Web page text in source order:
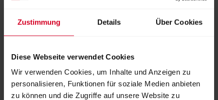
Zustimmung Details Über Cookies
Diese Webseite verwendet Cookies
Wir verwenden Cookies, um Inhalte und Anzeigen zu
personalisieren, Funktionen für soziale Medien anbieten
zu können und die Zugriffe auf unsere Website zu